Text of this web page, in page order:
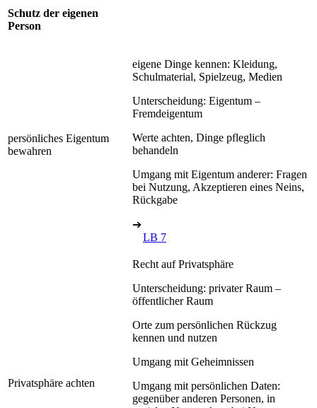
Schutz der eigenen
Person
persönliches Eigentum
bewahren
eigene Dinge kennen: Kleidung,
Schulmaterial, Spielzeug, Medien
Unterscheidung: Eigentum –
Fremdeigentum
Werte achten, Dinge pfleglich
behandeln
Umgang mit Eigentum anderer: Fragen
bei Nutzung, Akzeptieren eines Neins,
Rückgabe
➔
LB 7
Privatsphäre achten
Recht auf Privatsphäre
Unterscheidung: privater Raum –
öffentlicher Raum
Orte zum persönlichen Rückzug
kennen und nutzen
Umgang mit Geheimnissen
Umgang mit persönlichen Daten:
gegenüber anderen Personen, in